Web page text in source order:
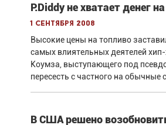
P.Diddy не хватает денег
1 сентября 2008
Высокие цены на топливо
самых влиятельных деятелей
Коумза, выступающего под
пересесть с частного на обычные
В США решено